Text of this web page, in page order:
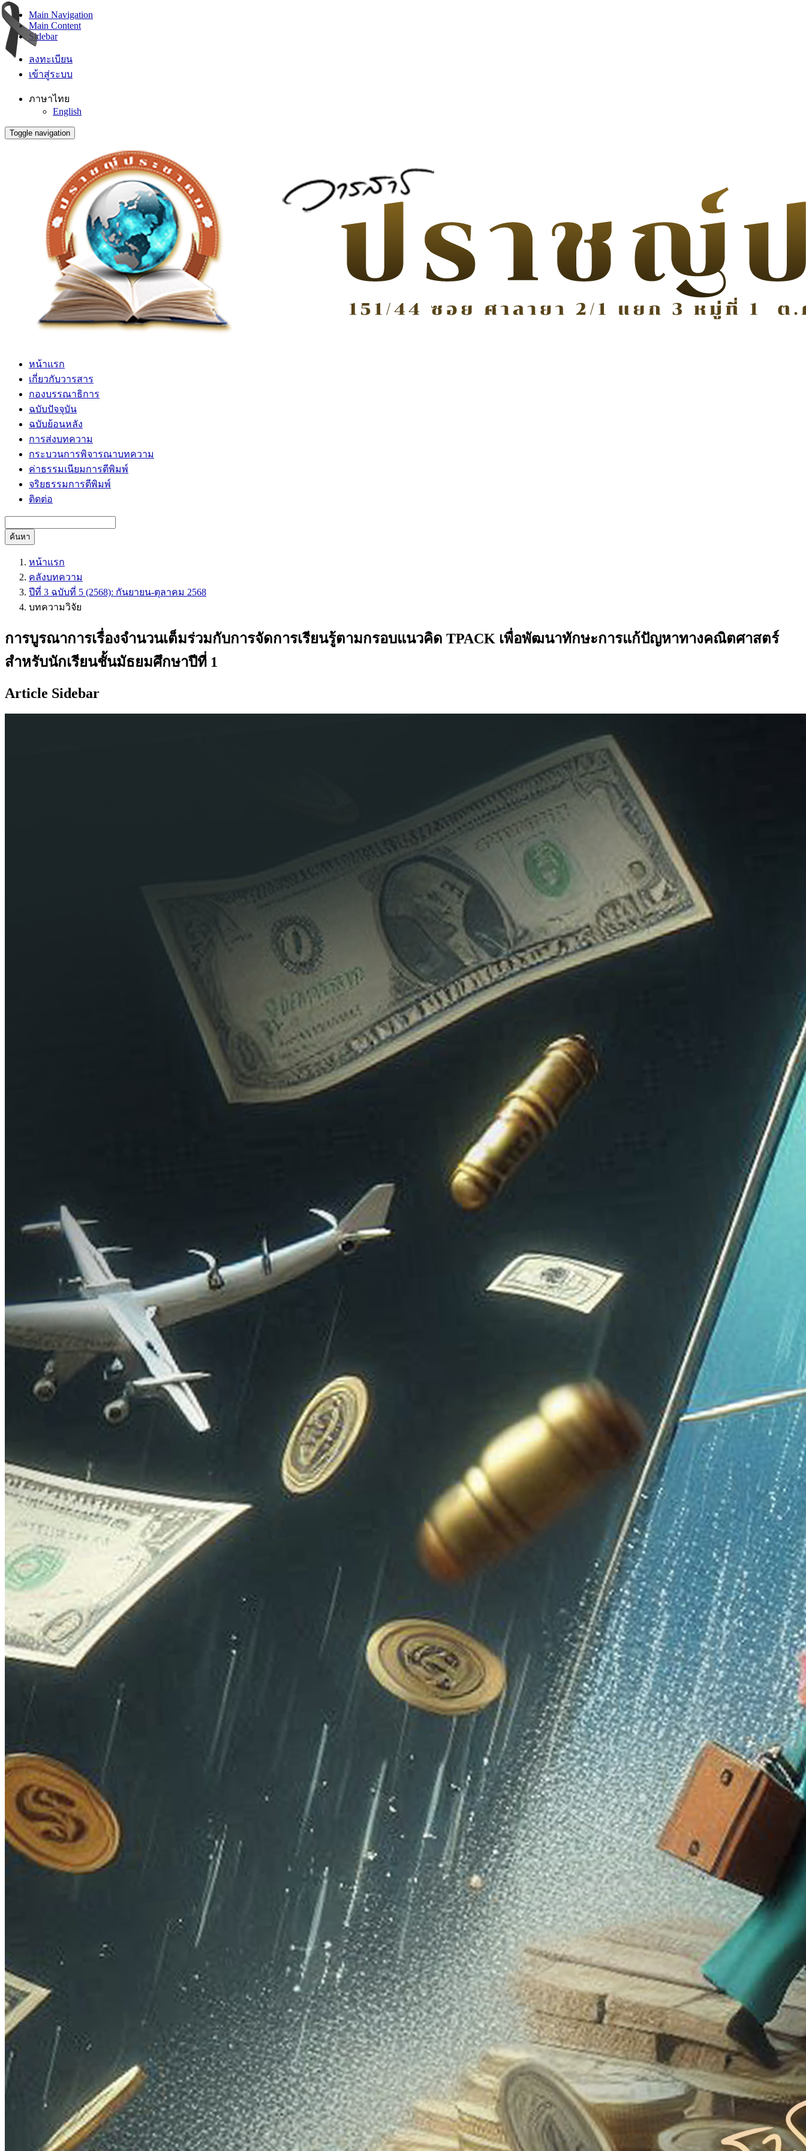
Main Navigation
Main Content
Sidebar
ลงทะเบียน
เข้าสู่ระบบ
ภาษาไทย
English
Toggle navigation
หน้าแรก
เกี่ยวกับวารสาร
กองบรรณาธิการ
ฉบับปัจจุบัน
ฉบับย้อนหลัง
การส่งบทความ
กระบวนการพิจารณาบทความ
ค่าธรรมเนียมการตีพิมพ์
จริยธรรมการตีพิมพ์
ติดต่อ
ค้นหา
หน้าแรก
คลังบทความ
ปีที่ 3 ฉบับที่ 5 (2568): กันยายน-ตุลาคม 2568
บทความวิจัย
การบูรณาการเรื่องจำนวนเต็มร่วมกับการจัดการเรียนรู้ตามกรอบแนวคิด TPACK เพื่อพัฒนาทักษะการแก้ปัญหาทางคณิตศาสตร์
สำหรับนักเรียนชั้นมัธยมศึกษาปีที่ 1
Article Sidebar